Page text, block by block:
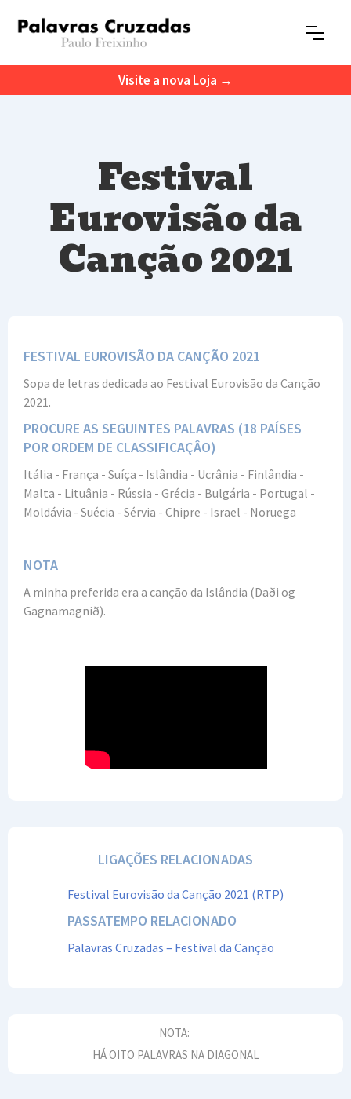
Visite a nova Loja →
Festival
Eurovisão da
Canção 2021
FESTIVAL EUROVISÃO DA CANÇÃO 2021
Sopa de letras dedicada ao Festival Eurovisão da Canção
2021.
PROCURE AS SEGUINTES PALAVRAS (18 PAÍSES
POR ORDEM DE CLASSIFICAÇÂO)
Itália - França - Suíça - Islândia - Ucrânia - Finlândia -
Malta - Lituânia - Rússia - Grécia - Bulgária - Portugal -
Moldávia - Suécia - Sérvia - Chipre - Israel - Noruega
NOTA
A minha preferida era a canção da Islândia (Daði og
Gagnamagnið).
LIGAÇÕES RELACIONADAS
Festival Eurovisão da Canção 2021 (RTP)
PASSATEMPO RELACIONADO
Palavras Cruzadas – Festival da Canção
NOTA:
HÁ OITO PALAVRAS NA DIAGONAL